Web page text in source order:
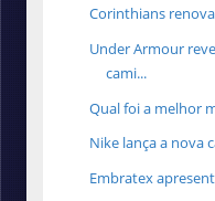
Corinthians
Under Armour
cami...
Qual foi a melhor
Nike lança a nova
Embratex